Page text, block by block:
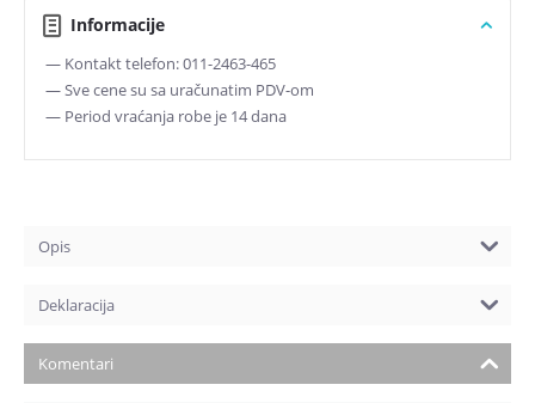
Informacije
— Kontakt telefon: 011-2463-465
— Sve cene su sa uračunatim PDV-om
— Period vraćanja robe je 14 dana
Opis
Deklaracija
Komentari